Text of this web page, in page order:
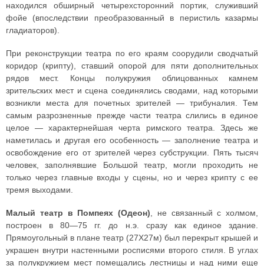
находился обширный четырехсторонний портик, служивший
фойе (впоследствии преобразованный в перистиль казармы
гладиаторов).
При реконструкции театра по его краям соорудили сводчатый
коридор (крипту), ставший опорой для пяти дополнительных
рядов мест. Концы полукружия облицованных камнем
зрительских мест и сцена соединялись сводами, над которыми
возникли места для почетных зрителей — трибуналия. Тем
самым разрозненные прежде части театра слились в единое
целое — характернейшая черта римского театра. Здесь же
наметилась и другая его особенность — заполнение театра и
освобождение его от зрителей через субструкции. Пять тысяч
человек, заполнявшие Большой театр, могли проходить не
только через главные входы у сцены, но и через крипту с ее
тремя выходами.
Малый театр в Помпеях (Одеон) , не связанный с холмом,
построен в 80—75 гг. до н.э. сразу как единое здание.
Прямоугольный в плане театр (27X27м) был перекрыт крышей и
украшен внутри настенными росписями второго стиля. В углах
за полукружием мест помещались лестницы и над ними еще